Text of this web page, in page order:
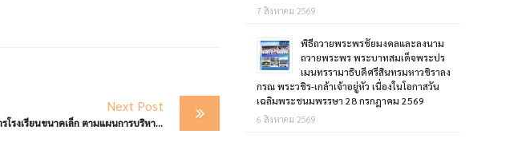
Next Post
ประชุมทิศทางการบริหารจัดการโรงเรียนขนาดเล็ก ตามแผนการบริหารจัดการโรงเรียนขนาดเล็ก ระยะ 3 ปี (ปีการศึกษา 2568 – 2570)
7 สิงหาคม 2569
พิธีถวายพระพรชัยมงคลและลงนาม
ถวายพระพร พระบาทสมเด็จพระปร
เมนทรรามาธิบดีศรีสินทรมหาวชิราลง
กรณ พระวชิร-เกล้าเจ้าอยู่หัว เนื่องในโอกาสวัน
เฉลิมพระชนมพรรษา 28 กรกฎาคม 2569
6 สิงหาคม 2569